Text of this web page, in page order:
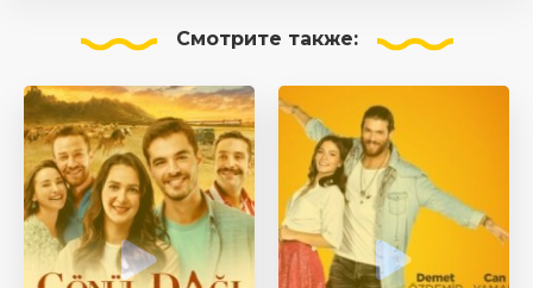
Смотрите также: